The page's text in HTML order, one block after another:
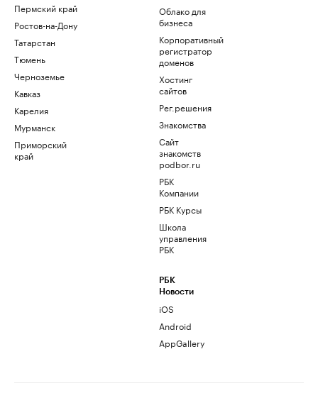
Пермский край
Ростов-на-Дону
Татарстан
Тюмень
Черноземье
Кавказ
Карелия
Мурманск
Приморский
край
Облако для
бизнеса
Корпоративный
регистратор
доменов
Хостинг
сайтов
Рег.решения
Знакомства
Сайт
знакомств
podbor.ru
РБК
Компании
РБК Курсы
Школа
управления
РБК
РБК
Новости
iOS
Android
AppGallery